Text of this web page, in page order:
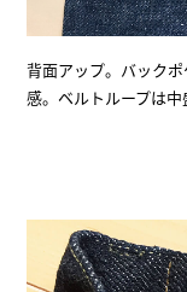
背面アップ。バック
感。ベルトループは中